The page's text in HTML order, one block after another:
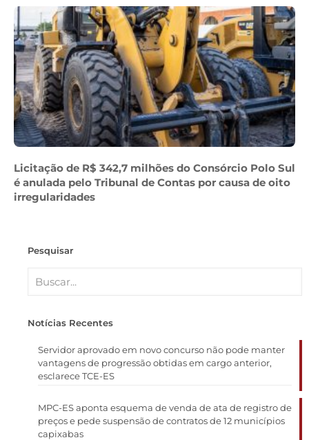
Licitação de R$ 342,7 milhões do Consórcio Polo Sul
é anulada pelo Tribunal de Contas por causa de oito
irregularidades
Pesquisar
Notícias Recentes
Servidor aprovado em novo concurso não pode manter
vantagens de progressão obtidas em cargo anterior,
esclarece TCE-ES
MPC-ES aponta esquema de venda de ata de registro de
preços e pede suspensão de contratos de 12 municípios
capixabas